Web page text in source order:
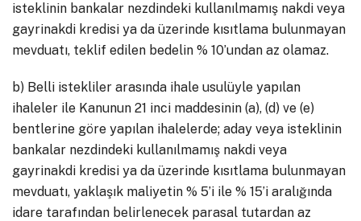
isteklinin bankalar nezdindeki kullanılmamış nakdi veya
gayrinakdi kredisi ya da üzerinde kısıtlama bulunmayan
mevduatı, teklif edilen bedelin % 10’undan az olamaz.
b) Belli istekliler arasında ihale usulüyle yapılan
ihaleler ile Kanunun 21 inci maddesinin (a), (d) ve (e)
bentlerine göre yapılan ihalelerde; aday veya isteklinin
bankalar nezdindeki kullanılmamış nakdi veya
gayrinakdi kredisi ya da üzerinde kısıtlama bulunmayan
mevduatı, yaklaşık maliyetin % 5’i ile % 15’i aralığında
idare tarafından belirlenecek parasal tutardan az